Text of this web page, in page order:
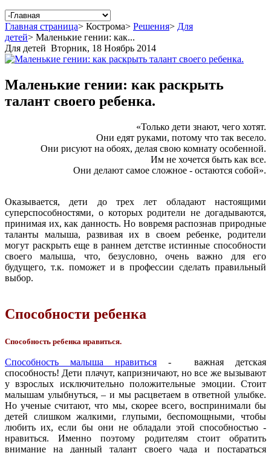
Главная страница> Кострома> Решения> Для
детей> Маленькие гении: как...
Для детей Вторник, 18 Ноябрь 2014
Маленькие гении: как раскрыть
талант своего ребенка.
«Только дети знают, чего хотят.
Они едят руками, потому что так весело.
Они рисуют на обоях, делая свою комнату особенной.
Им не хочется быть как все.
Они делают самое сложное - остаются собой».
Оказывается, дети до трех лет обладают настоящими
суперспособностями, о которых родители не догадываются,
принимая их, как данность. Но вовремя распознав природные
таланты малыша, развивая их в своем ребенке, родители
могут раскрыть еще в раннем детстве истинные способности
своего малыша, что, безусловно, очень важно для его
будущего, т.к. поможет и в профессии сделать правильный
выбор.
Способности ребенка
Способность ребенка нравиться.
Способность малыша нравиться - важная детская
способность! Дети плачут, капризничают, но все же вызывают
у взрослых исключительно положительные эмоции. Стоит
малышам улыбнуться, – и мы расцветаем в ответной улыбке.
Но ученые считают, что мы, скорее всего, воспринимали бы
детей слишком жалкими, глупыми, беспомощными, чтобы
любить их, если бы они не обладали этой способностью -
нравиться. Именно поэтому родителям стоит обратить
внимание на данный талант своего чада и постараться